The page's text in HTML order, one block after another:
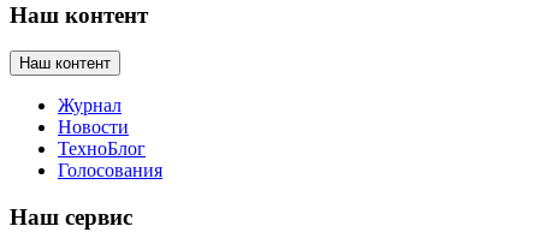
Наш контент
Наш контент
Журнал
Новости
ТехноБлог
Голосования
Наш сервис